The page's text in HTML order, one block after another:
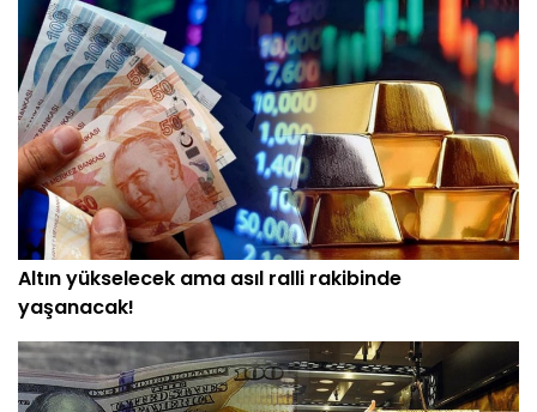
Altın yükselecek ama asıl ralli rakibinde
yaşanacak!